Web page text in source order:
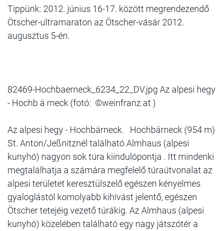
Tippünk: 2012. június 16-17. között megrendezendő
Ötscher-ultramaraton az Ötscher-vásár 2012.
augusztus 5-én.
82469-Hochbaerneck_6234_22_DV.jpg Az alpesi hegy
- Hochb ä rneck (fotó: ©weinfranz.at )
Az alpesi hegy - Hochbärneck. Hochbärneck (954 m)
St. Anton/Jeßnitznél található Alm­haus (alpesi
kunyhó) nagyon sok túra kiindulópontja . Itt mindenki
megtalálhatja a számára megfelelő túraútvonalat az
alpesi területet keresztülszelő egészen kényelmes
gyaloglástól komolyabb kihívást jelentő, egészen
Ötscher tetejéig vezető túrákig. Az Almhaus (alpesi
kunyhó) közelében található egy nagy játszótér a